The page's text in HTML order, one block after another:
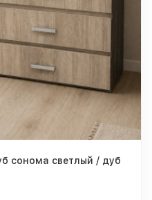
сонома светлый / дуб